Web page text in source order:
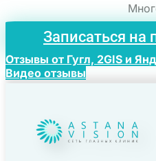
Записаться на
Отзывы от Гугл, 2GIS и
Видео отзывы